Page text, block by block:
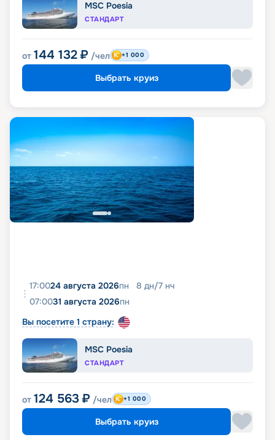
MSC Poesia
СТАНДАРТ
от 144 132 ₽ /чел +1 000
Выбрать круиз
17:0024 августа 2026пн 8 дн/7 нч
07:0031 августа 2026пн
Вы посетите 1 страну:
MSC Poesia
СТАНДАРТ
от 124 563 ₽ /чел +1 000
Выбрать круиз